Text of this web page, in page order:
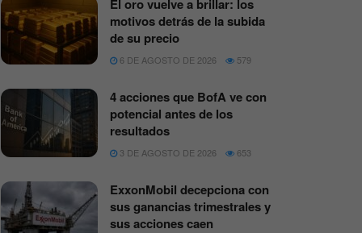
El oro vuelve a brillar: los
motivos detrás de la subida
de su precio
6 DE AGOSTO DE 2026 579
4 acciones que BofA ve con
potencial antes de los
resultados
3 DE AGOSTO DE 2026 653
ExxonMobil decepciona con
sus ganancias trimestrales y
sus acciones caen